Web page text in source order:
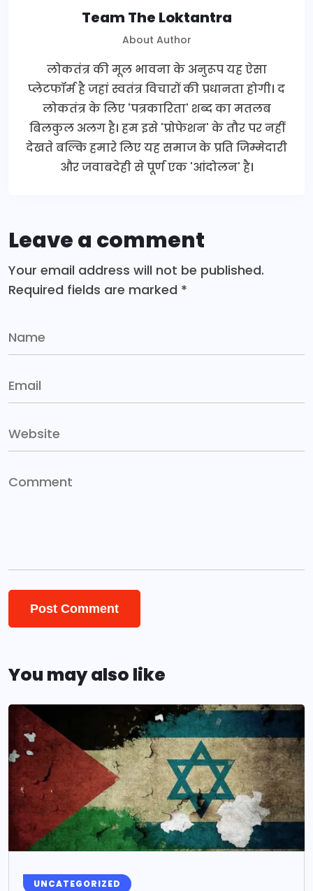
Team The Loktantra
About Author
लोकतंत्र की मूल भावना के अनुरूप यह ऐसा
प्लेटफॉर्म है जहां स्वतंत्र विचारों की प्रधानता होगी। द
लोकतंत्र के लिए 'पत्रकारिता' शब्द का मतलब
बिलकुल अलग है। हम इसे 'प्रोफेशन' के तौर पर नहीं
देखते बल्कि हमारे लिए यह समाज के प्रति जिम्मेदारी
और जवाबदेही से पूर्ण एक 'आंदोलन' है।
Leave a comment
Your email address will not be published.
Required fields are marked *
You may also like
UNCATEGORIZED